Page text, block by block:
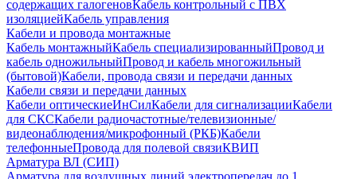
содержащих галогеновКабель контрольный с ПВХ
изоляциейКабель управления
Кабели и провода монтажные
Кабель монтажныйКабель специализированныйПровод и
кабель одножильныйПровод и кабель многожильный
(бытовой)Кабели, провода связи и передачи данных
Кабели связи и передачи данных
Кабели оптическиеИнСилКабели для сигнализацииКабели
для СКСКабели радиочастотные/телевизионные/
видеонаблюдения/микрофонный (РКБ)Кабели
телефонныеПровода для полевой связиКВИП
Арматура ВЛ (СИП)
Арматура для воздушных линий электропередач до 1